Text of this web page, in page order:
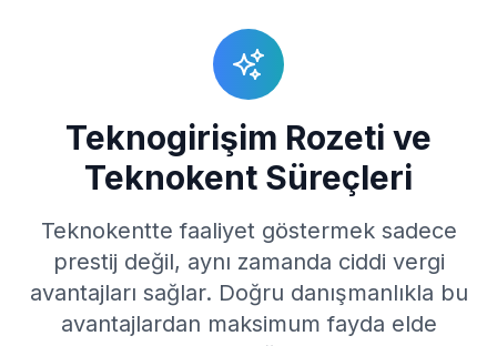
Teknogirişim Rozeti ve
Teknokent Süreçleri
Teknokentte faaliyet göstermek sadece
prestij değil, aynı zamanda ciddi vergi
avantajları sağlar. Doğru danışmanlıkla bu
avantajlardan maksimum fayda elde